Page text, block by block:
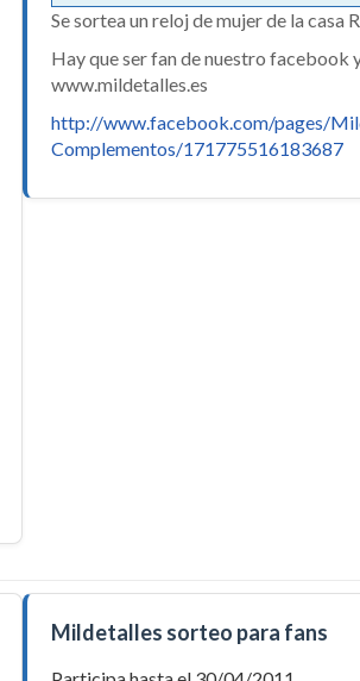
Se sortea un reloj de mujer de la casa
Hay que ser fan de nuestro facebook
www.mildetalles.es
http://www.facebook.com/pages/
Complementos/171775516183687
Mildetalles sorteo para fans